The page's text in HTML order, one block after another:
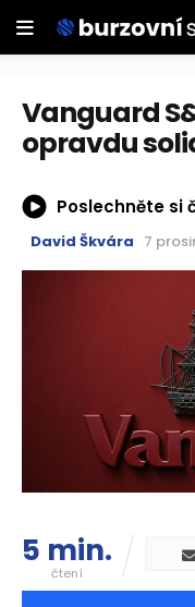
Vanguard
opravdu
Poslechněte si
David Škvára 7
5 min.
čtení